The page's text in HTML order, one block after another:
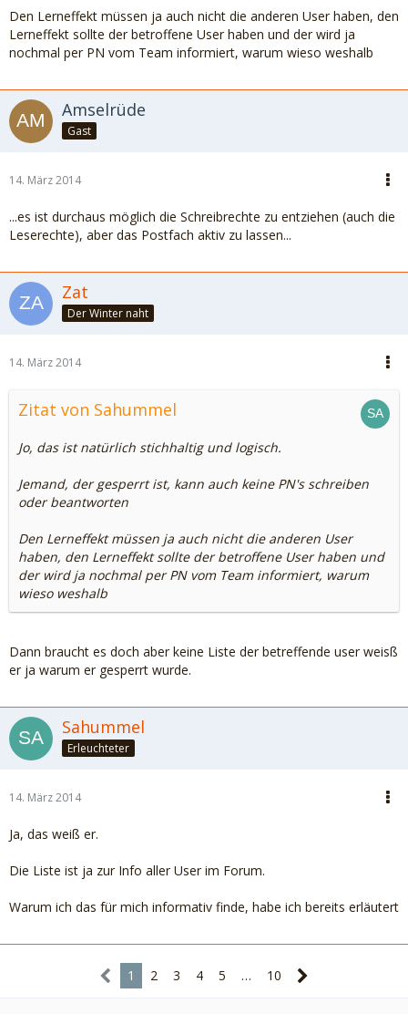
Den Lerneffekt müssen ja auch nicht die anderen User haben, den
Lerneffekt sollte der betroffene User haben und der wird ja
nochmal per PN vom Team informiert, warum wieso weshalb
Amselrüde
Gast
14. März 2014
...es ist durchaus möglich die Schreibrechte zu entziehen (auch die
Leserechte), aber das Postfach aktiv zu lassen...
Zat
Der Winter naht
14. März 2014
Zitat von Sahummel
Jo, das ist natürlich stichhaltig und logisch.
Jemand, der gesperrt ist, kann auch keine PN's schreiben
oder beantworten
Den Lerneffekt müssen ja auch nicht die anderen User
haben, den Lerneffekt sollte der betroffene User haben und
der wird ja nochmal per PN vom Team informiert, warum
wieso weshalb
Dann braucht es doch aber keine Liste der betreffende user weisß
er ja warum er gesperrt wurde.
Sahummel
Erleuchteter
14. März 2014
Ja, das weiß er.
Die Liste ist ja zur Info aller User im Forum.
Warum ich das für mich informativ finde, habe ich bereits erläutert
1 2 3 4 5 … 10